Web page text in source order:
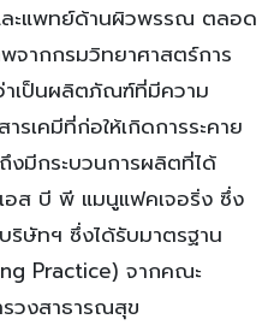
ละแพทย์ด้านผิวพรรณ ตลอด
ากกรมวิทยาศาสตร์การ
เป็นผลิตภัณฑ์ที่มีความ
เคมีที่ก่อให้เกิดการระคาย
งมีกระบวนการผลิตที่ได้
อส บี พี แมนูแฟคเจอริ่ง ซึ่ง
ริษัทฯ ซึ่งได้รับมาตรฐาน
Practice) จากคณะ
รวงสาธารณสุข